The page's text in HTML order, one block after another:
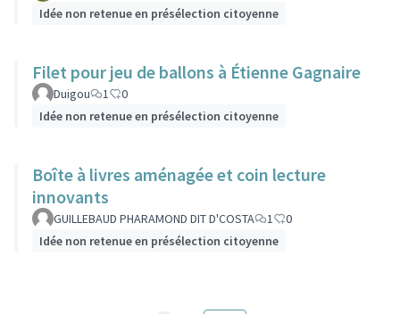
Idée non retenue en présélection citoyenne
Filet pour jeu de ballons à Étienne Gagnaire
Duigou 1
0
Idée non retenue en présélection citoyenne
Boîte à livres aménagée et coin lecture
innovants
GUILLEBAUD PHARAMOND DIT D'COSTA 1
0
Idée non retenue en présélection citoyenne